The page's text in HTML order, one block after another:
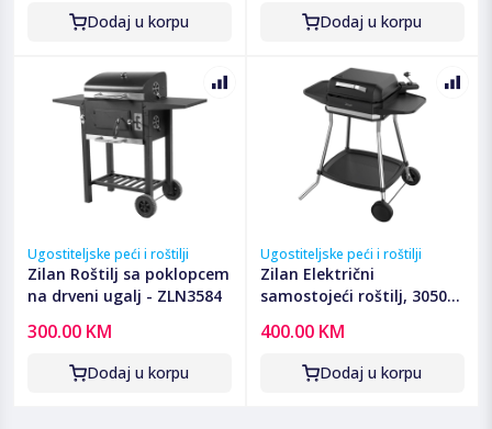
Dodaj u korpu Dodaj u korpu
Ugostiteljske peći i roštilji
Zilan Roštilj sa poklopcem
na drveni ugalj - ZLN3584
300.00 KM
Dodaj u korpu
Ugostiteljske peći i roštilji
Zilan Električni
samostojeći roštilj, 3050W
400.00 KM
Dodaj u korpu